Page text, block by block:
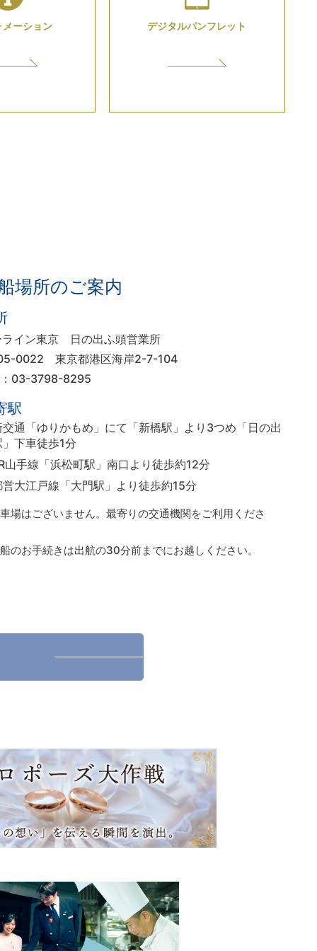
メーション デジタルパンフレット
場所のご案内
ライン東京 日の出ふ頭営業所
0022 東京都港区海岸2-7-104
03-3798-8295
駅
交通「ゆりかもめ」にて「新橋駅」より3つめ「日の出
」下車徒歩1分
山手線「浜松町駅」南口より徒歩約12分
営大江戸線「大門駅」より徒歩約15分
場はございません。最寄りの交通機関をご利用くださ
のお手続きは出航の30分前までにお越しください。